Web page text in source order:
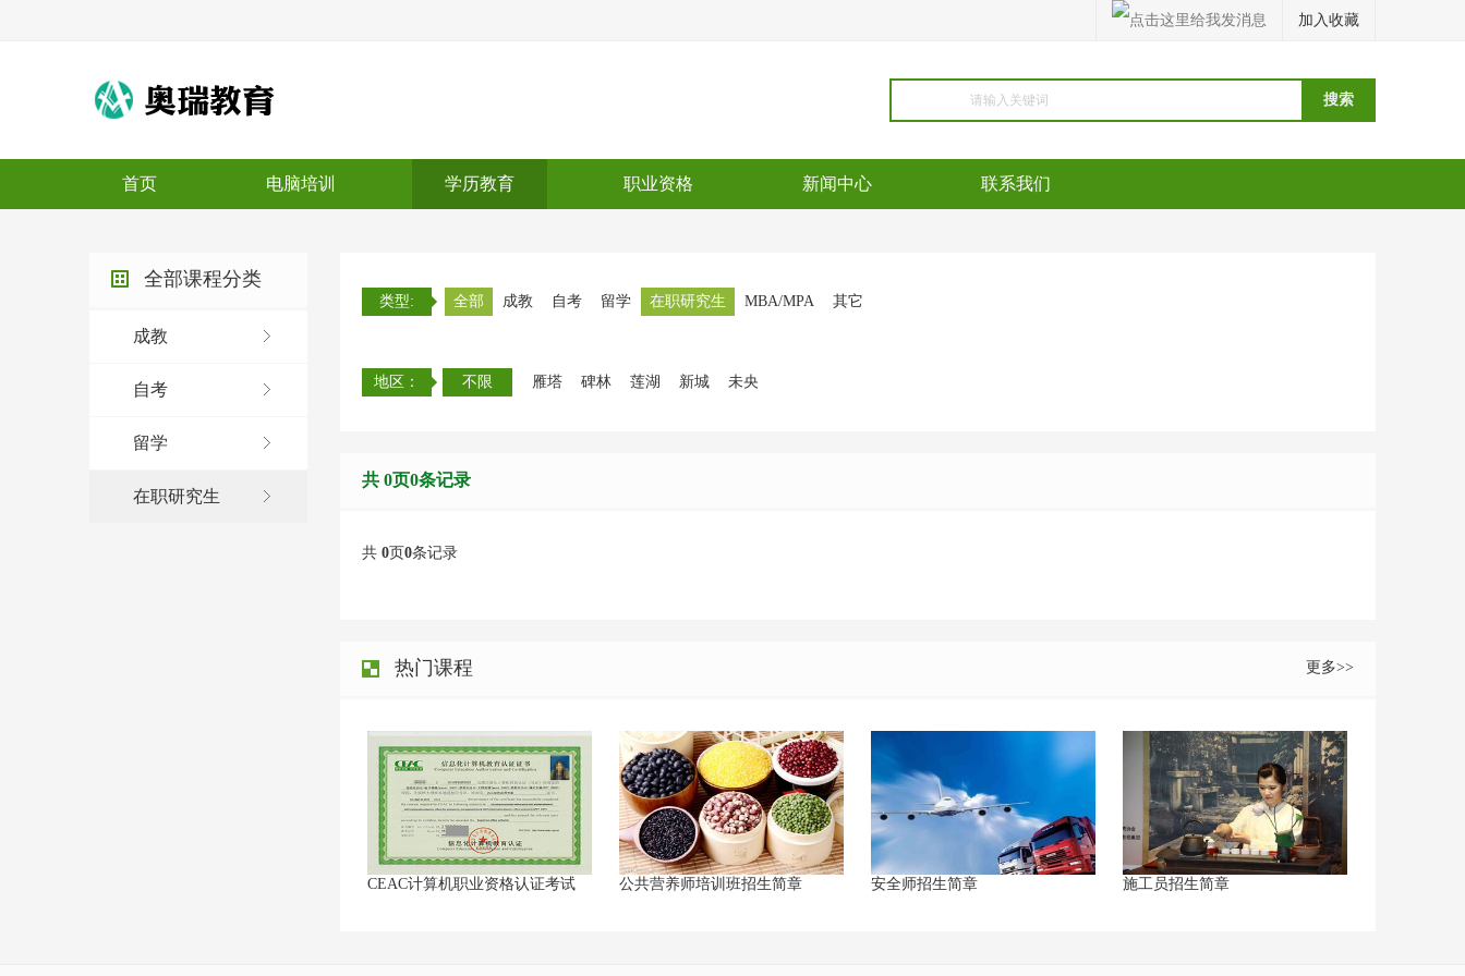
加入收藏
软件开发培训_java培训_python培
训_平面设计培训_室内设计培训
首页 电脑培训 学历教育 职业资格 新闻中心 联系我们
全部课程分类
成教
自考
留学
在职研究生
类型: 全部 成教 自考 留学 在职研究生 MBA/MPA 其它
地区： 不限 雁塔 碑林 莲湖 新城 未央
共 0页0条记录
共 0页0条记录
热门课程 更多>>
CEAC计算机职业资格认证考试 公共营养师培训班招生简章 安全师招生简章 施工员招生简章